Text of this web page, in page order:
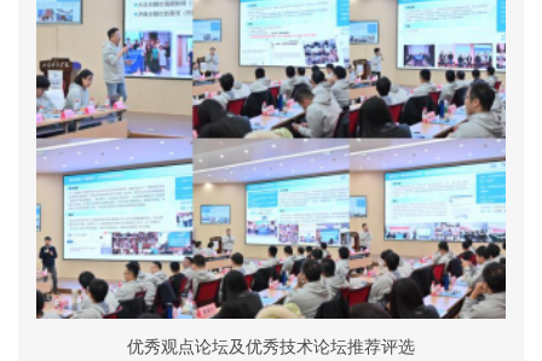
优秀观点论坛及优秀技术论坛推荐评选